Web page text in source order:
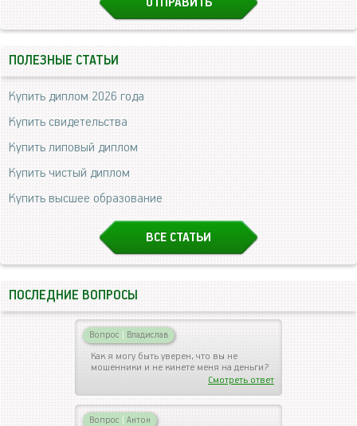
ПОЛЕЗНЫЕ СТАТЬИ
Купить диплом 2026 года
Купить свидетельства
Купить липовый диплом
Купить чистый диплом
Купить высшее образование
ВСЕ СТАТЬИ
ПОСЛЕДНИЕ ВОПРОСЫ
Вопрос | Владислав
Как я могу быть уверен, что вы не
мошенники и не кинете меня на деньги?
Смотреть ответ
Вопрос | Антон